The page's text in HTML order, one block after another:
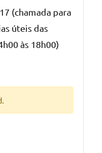
(chamada para
úteis das
às 18h00)